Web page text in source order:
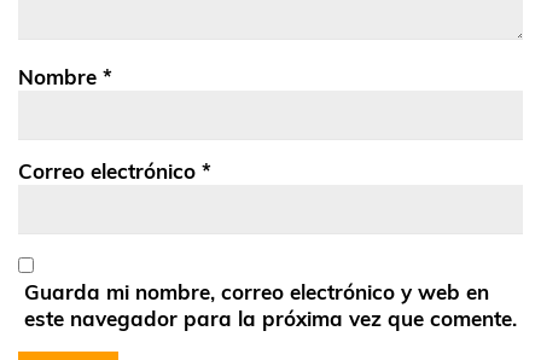
Nombre *
Correo electrónico *
Guarda mi nombre, correo electrónico y web en
este navegador para la próxima vez que comente.